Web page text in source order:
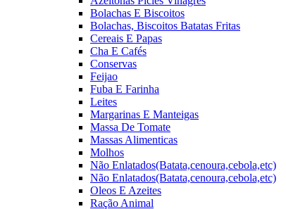
Bolachas E Biscoitos
Bolachas, Biscoitos Batatas Fritas
Cereais E Papas
Cha E Cafés
Conservas
Feijao
Fuba E Farinha
Leites
Margarinas E Manteigas
Massa De Tomate
Massas Alimenticas
Molhos
Não Enlatados(Batata,cenoura,cebola,etc)
Não Enlatados(Batata,cenoura,cebola,etc)
Oleos E Azeites
Ração Animal